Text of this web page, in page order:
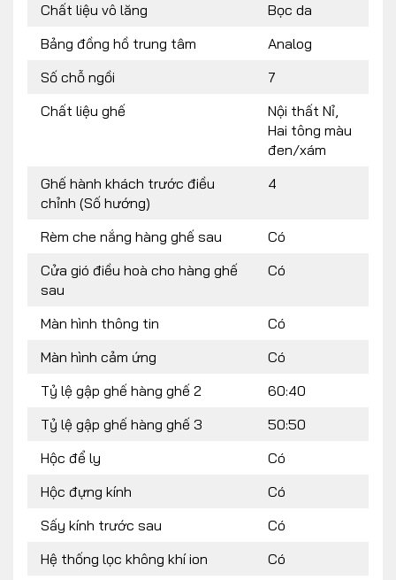
Chất liệu vô lăng
Bọc da
Bảng đồng hồ trung tâm
Analog
Số chỗ ngồi
7
Chất liệu ghế
Nội thất Nỉ,
Hai tông màu
đen/xám
Ghế hành khách trước điều
chỉnh (Số hướng)
4
Rèm che nắng hàng ghế sau
Có
Cửa gió điều hoà cho hàng ghế
sau
Có
Màn hình thông tin
Có
Màn hình cảm ứng
Có
Tỷ lệ gập ghế hàng ghế 2
60:40
Tỷ lệ gập ghế hàng ghế 3
50:50
Hộc để ly
Có
Hộc đựng kính
Có
Sấy kính trước sau
Có
Hệ thống lọc không khí ion
Có